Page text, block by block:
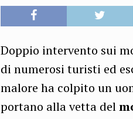
Doppio intervento sui
di numerosi turisti ed
malore ha colpito un
portano alla vetta del